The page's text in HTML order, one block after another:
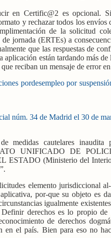
en Certific@2 es opcional.
y rechazar todos los envíos
de la solicitud
de jornada (ERTEs) a
que las respuestas de
aplicación están tardando más
reciban un mensaje de error
pordesempleo por
núm. 34 de Madrid el 30 de
medidas cautelares inaudita
UNIFICADO DE
(Ministerio del
elemento jurisdiccional
por-que su objeto es
igualmente
Definir derechos es lo propio
de derechos
en el país. Bien para eso no